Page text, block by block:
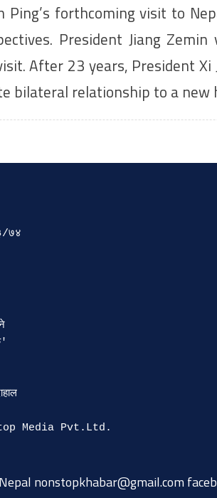
Ping’s forthcoming visit to
President Jiang
After 23 years, President
bilateral relationship to a
७४
nonstopkhabar@gmail.com